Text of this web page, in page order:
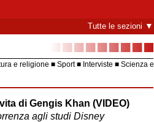
Tutte le sezioni ▼
■■■■■■■■■
e religione Sport Interviste
Scienza e
di Gengis Khan (VIDEO)
agli studi Disney